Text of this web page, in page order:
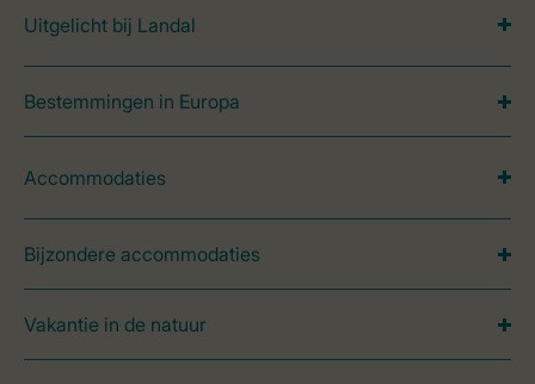
Uitgelicht bij Landal
Bestemmingen in Europa
Accommodaties
Bijzondere accommodaties
Vakantie in de natuur